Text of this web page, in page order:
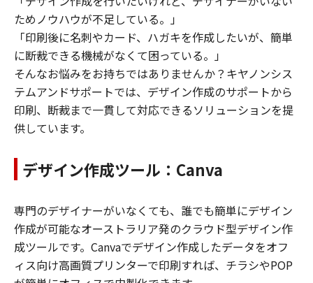
ためノウハウが不足している。」
「印刷後に名刺やカード、ハガキを作成したいが、簡単
に断裁できる機械がなくて困っている。」
そんなお悩みをお持ちではありませんか？キヤノンシス
テムアンドサポートでは、デザイン作成のサポートから
印刷、断裁まで一貫して対応できるソリューションを提
供しています。
デザイン作成ツール：Canva
専門のデザイナーがいなくても、誰でも簡単にデザイン
作成が可能なオーストラリア発のクラウド型デザイン作
成ツールです。Canvaでデザイン作成したデータをオフ
ィス向け高画質プリンターで印刷すれば、チラシやPOP